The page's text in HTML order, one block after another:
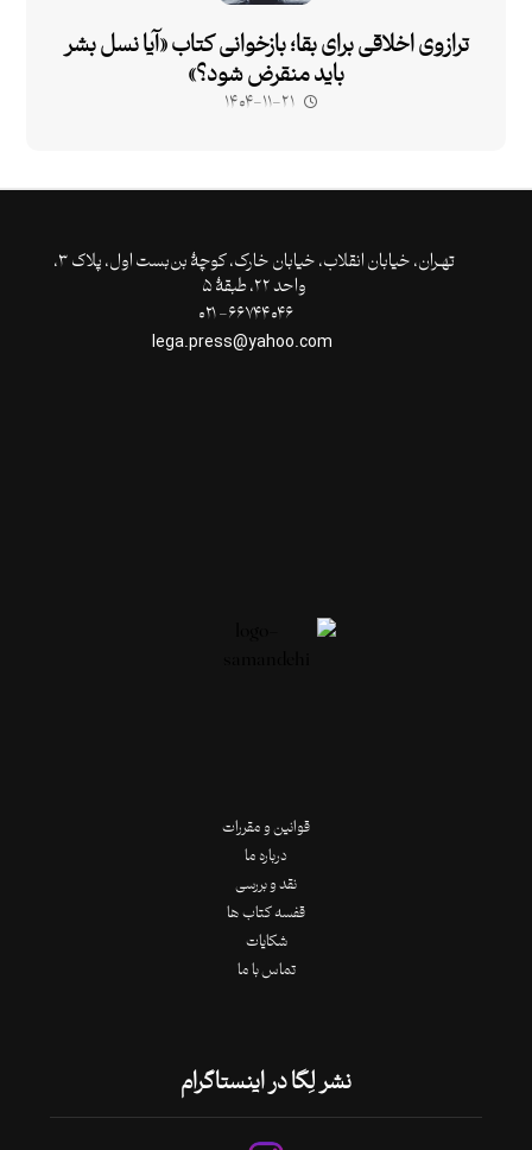
ترازوی اخلاقی برای بقا؛ بازخوانی کتاب «آیا نسل بشر
باید منقرض شود؟»
۱۴۰۴-۱۱-۲۱
تهـران،‌ خیابان انقلاب، خیابان خارک، کوچۀ بن‌بست اول، پلاک ۳،
واحد ۲۲، طبقۀ ۵
قوانین و مقررات
درباره ما
نقد و بررسی
قفسه کتاب ها
شکایات
تماس با ما
نشر لِگا در اینستاگرام